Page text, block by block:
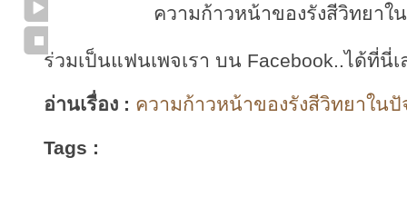
ความก้าวหน้าของรังสีวิทยาใ
ร่วมเป็นแฟนเพจเรา บน Facebook..ได้ที่นี่เ
อ่านเรื่อง : ความก้าวหน้าของรังสีวิทยาใน
Tags :